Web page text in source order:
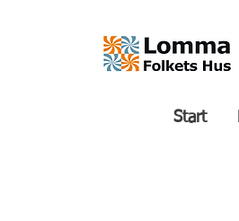
Start